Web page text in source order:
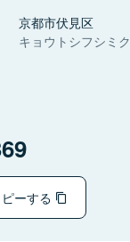
京都市伏見区
キョウトシフシミク
ーする